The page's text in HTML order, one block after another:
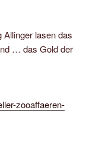
Allinger lasen das
… das Gold der
zooaffaeren-